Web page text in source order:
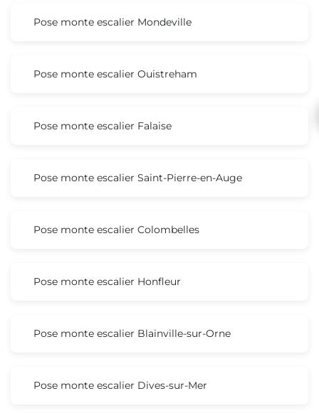
Pose monte escalier Mondeville
Pose monte escalier Ouistreham
Pose monte escalier Falaise
Pose monte escalier Saint-Pierre-en-Auge
Pose monte escalier Colombelles
Pose monte escalier Honfleur
Pose monte escalier Blainville-sur-Orne
Pose monte escalier Dives-sur-Mer